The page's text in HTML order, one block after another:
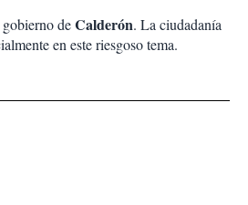
deCalderón. La ciudadanía
en este riesgoso tema.